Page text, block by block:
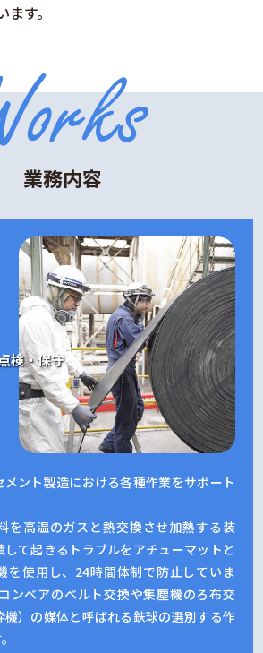
す。
業務内容
検・保守
ント製造における各種作業をサポート
を高温のガスと熱交換させ加熱する装
て起きるトラブルをアチューマットと
を使用し、24時間体制で防止していま
ンベアのベルト交換や集塵機のろ布交
）の媒体と呼ばれる鉄球の選別する作